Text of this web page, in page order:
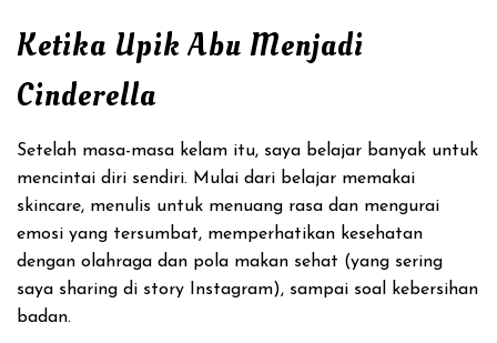
Ketika Upik Abu Menjadi
Cinderella
Setelah masa-masa kelam itu, saya belajar banyak untuk
mencintai diri sendiri. Mulai dari belajar memakai
skincare, menulis untuk menuang rasa dan mengurai
emosi yang tersumbat, memperhatikan kesehatan
dengan olahraga dan pola makan sehat (yang sering
saya sharing di story Instagram), sampai soal kebersihan
badan.